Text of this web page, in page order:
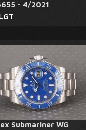
- 4/2021
Submariner WG